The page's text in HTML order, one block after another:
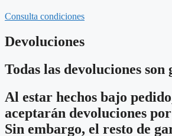
Consulta condiciones
Devoluciones
Todas las devoluciones son
Al estar hechos bajo
aceptarán devoluciones
Sin embargo, el resto de